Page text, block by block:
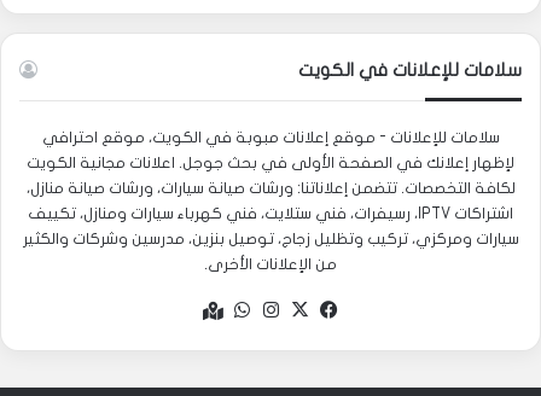
سلامات للإعلانات في الكويت
سلامات للإعلانات - موقع إعلانات مبوبة في الكويت، موقع احترافي
لإظهار إعلانك في الصفحة الأولى في بحث جوجل. اعلانات مجانية الكويت
لكافة التخصصات. تتضمن إعلاناتنا: ورشات صيانة سيارات، ورشات صيانة منازل،
اشتراكات IPTV، رسيفرات، فني ستلايت، فني كهرباء سيارات ومنازل، تكييف
سيارات ومركزي، تركيب وتظليل زجاج، توصيل بنزين، مدرسين وشركات والكثير
من الإعلانات الأخرى.
فيسبوك
‫X انستقرام
واتساب